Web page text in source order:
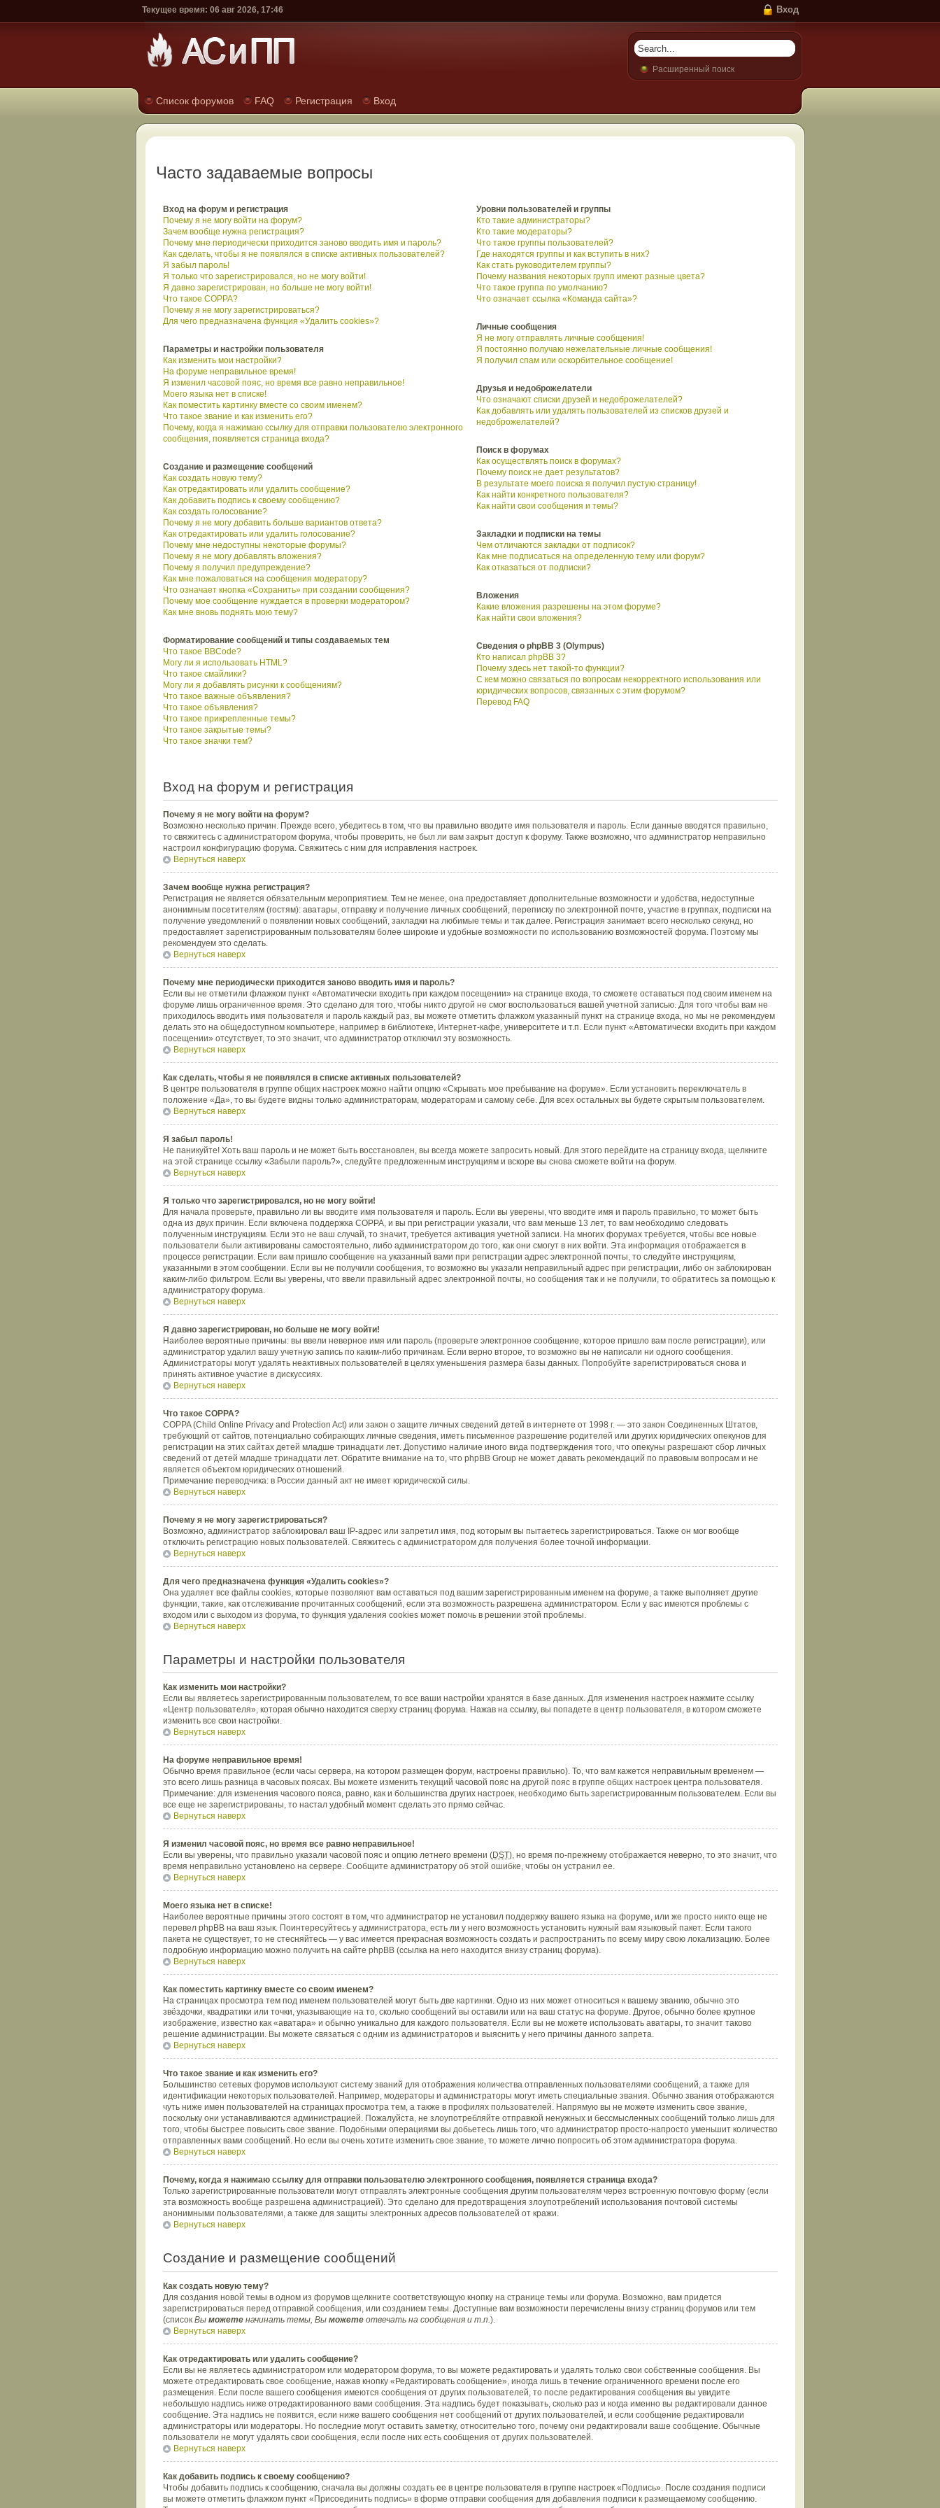
Текущее время: 06 авг 2026, 17:46 Вход
Расширенный поиск
Список форумов FAQ Регистрация Вход
Часто задаваемые вопросы
Вход на форум и регистрация
Почему я не могу войти на форум?
Зачем вообще нужна регистрация?
Почему мне периодически приходится заново вводить имя и пароль?
Как сделать, чтобы я не появлялся в списке активных пользователей?
Я забыл пароль!
Я только что зарегистрировался, но не могу войти!
Я давно зарегистрирован, но больше не могу войти!
Что такое COPPA?
Почему я не могу зарегистрироваться?
Для чего предназначена функция «Удалить cookies»?
Параметры и настройки пользователя
Как изменить мои настройки?
На форуме неправильное время!
Я изменил часовой пояс, но время все равно неправильное!
Моего языка нет в списке!
Как поместить картинку вместе со своим именем?
Что такое звание и как изменить его?
Почему, когда я нажимаю ссылку для отправки пользователю электронного
сообщения, появляется страница входа?
Создание и размещение сообщений
Как создать новую тему?
Как отредактировать или удалить сообщение?
Как добавить подпись к своему сообщению?
Как создать голосование?
Почему я не могу добавить больше вариантов ответа?
Как отредактировать или удалить голосование?
Почему мне недоступны некоторые форумы?
Почему я не могу добавлять вложения?
Почему я получил предупреждение?
Как мне пожаловаться на сообщения модератору?
Что означает кнопка «Сохранить» при создании сообщения?
Почему мое сообщение нуждается в проверки модератором?
Как мне вновь поднять мою тему?
Форматирование сообщений и типы создаваемых тем
Что такое BBCode?
Могу ли я использовать HTML?
Что такое смайлики?
Могу ли я добавлять рисунки к сообщениям?
Что такое важные объявления?
Что такое объявления?
Что такое прикрепленные темы?
Что такое закрытые темы?
Что такое значки тем?
Уровни пользователей и группы
Кто такие администраторы?
Кто такие модераторы?
Что такое группы пользователей?
Где находятся группы и как вступить в них?
Как стать руководителем группы?
Почему названия некоторых групп имеют разные цвета?
Что такое группа по умолчанию?
Что означает ссылка «Команда сайта»?
Личные сообщения
Я не могу отправлять личные сообщения!
Я постоянно получаю нежелательные личные сообщения!
Я получил спам или оскорбительное сообщение!
Друзья и недоброжелатели
Что означают списки друзей и недоброжелателей?
Как добавлять или удалять пользователей из списков друзей и
недоброжелателей?
Поиск в форумах
Как осуществлять поиск в форумах?
Почему поиск не дает результатов?
В результате моего поиска я получил пустую страницу!
Как найти конкретного пользователя?
Как найти свои сообщения и темы?
Закладки и подписки на темы
Чем отличаются закладки от подписок?
Как мне подписаться на определенную тему или форум?
Как отказаться от подписки?
Вложения
Какие вложения разрешены на этом форуме?
Как найти свои вложения?
Сведения о phpBB 3 (Olympus)
Кто написал phpBB 3?
Почему здесь нет такой-то функции?
С кем можно связаться по вопросам некорректного использования или
юридических вопросов, связанных с этим форумом?
Перевод FAQ
Вход на форум и регистрация
Почему я не могу войти на форум?
Возможно несколько причин. Прежде всего, убедитесь в том, что вы правильно вводите имя пользователя и пароль. Если данные вводятся правильно,
то свяжитесь с администратором форума, чтобы проверить, не был ли вам закрыт доступ к форуму. Также возможно, что администратор неправильно
настроил конфигурацию форума. Свяжитесь с ним для исправления настроек.
Вернуться наверх
Зачем вообще нужна регистрация?
Регистрация не является обязательным мероприятием. Тем не менее, она предоставляет дополнительные возможности и удобства, недоступные
анонимным посетителям (гостям): аватары, отправку и получение личных сообщений, переписку по электронной почте, участие в группах, подписки на
получение уведомлений о появлении новых сообщений, закладки на любимые темы и так далее. Регистрация занимает всего несколько секунд, но
предоставляет зарегистрированным пользователям более широкие и удобные возможности по использованию возможностей форума. Поэтому мы
рекомендуем это сделать.
Вернуться наверх
Почему мне периодически приходится заново вводить имя и пароль?
Если вы не отметили флажком пункт «Автоматически входить при каждом посещении» на странице входа, то сможете оставаться под своим именем на
форуме лишь ограниченное время. Это сделано для того, чтобы никто другой не смог воспользоваться вашей учетной записью. Для того чтобы вам не
приходилось вводить имя пользователя и пароль каждый раз, вы можете отметить флажком указанный пункт на странице входа, но мы не рекомендуем
делать это на общедоступном компьютере, например в библиотеке, Интернет-кафе, университете и т.п. Если пункт «Автоматически входить при каждом
посещении» отсутствует, то это значит, что администратор отключил эту возможность.
Вернуться наверх
Как сделать, чтобы я не появлялся в списке активных пользователей?
В центре пользователя в группе общих настроек можно найти опцию «Скрывать мое пребывание на форуме». Если установить переключатель в
положение «Да», то вы будете видны только администраторам, модераторам и самому себе. Для всех остальных вы будете скрытым пользователем.
Вернуться наверх
Я забыл пароль!
Не паникуйте! Хоть ваш пароль и не может быть восстановлен, вы всегда можете запросить новый. Для этого перейдите на страницу входа, щелкните
на этой странице ссылку «Забыли пароль?», следуйте предложенным инструкциям и вскоре вы снова сможете войти на форум.
Вернуться наверх
Я только что зарегистрировался, но не могу войти!
Для начала проверьте, правильно ли вы вводите имя пользователя и пароль. Если вы уверены, что вводите имя и пароль правильно, то может быть
одна из двух причин. Если включена поддержка COPPA, и вы при регистрации указали, что вам меньше 13 лет, то вам необходимо следовать
полученным инструкциям. Если это не ваш случай, то значит, требуется активация учетной записи. На многих форумах требуется, чтобы все новые
пользователи были активированы самостоятельно, либо администратором до того, как они смогут в них войти. Эта информация отображается в
процессе регистрации. Если вам пришло сообщение на указанный вами при регистрации адрес электронной почты, то следуйте инструкциям,
указанными в этом сообщении. Если вы не получили сообщения, то возможно вы указали неправильный адрес при регистрации, либо он заблокирован
каким-либо фильтром. Если вы уверены, что ввели правильный адрес электронной почты, но сообщения так и не получили, то обратитесь за помощью к
администратору форума.
Вернуться наверх
Я давно зарегистрирован, но больше не могу войти!
Наиболее вероятные причины: вы ввели неверное имя или пароль (проверьте электронное сообщение, которое пришло вам после регистрации), или
администратор удалил вашу учетную запись по каким-либо причинам. Если верно второе, то возможно вы не написали ни одного сообщения.
Администраторы могут удалять неактивных пользователей в целях уменьшения размера базы данных. Попробуйте зарегистрироваться снова и
принять активное участие в дискуссиях.
Вернуться наверх
Что такое COPPA?
COPPA (Child Online Privacy and Protection Act) или закон о защите личных сведений детей в интернете от 1998 г. — это закон Соединенных Штатов,
требующий от сайтов, потенциально собирающих личные сведения, иметь письменное разрешение родителей или других юридических опекунов для
регистрации на этих сайтах детей младше тринадцати лет. Допустимо наличие иного вида подтверждения того, что опекуны разрешают сбор личных
сведений от детей младше тринадцати лет. Обратите внимание на то, что phpBB Group не может давать рекомендаций по правовым вопросам и не
является объектом юридических отношений.
Примечание переводчика: в России данный акт не имеет юридической силы.
Вернуться наверх
Почему я не могу зарегистрироваться?
Возможно, администратор заблокировал ваш IP-адрес или запретил имя, под которым вы пытаетесь зарегистрироваться. Также он мог вообще
отключить регистрацию новых пользователей. Свяжитесь с администратором для получения более точной информации.
Вернуться наверх
Для чего предназначена функция «Удалить cookies»?
Она удаляет все файлы cookies, которые позволяют вам оставаться под вашим зарегистрированным именем на форуме, а также выполняет другие
функции, такие, как отслеживание прочитанных сообщений, если эта возможность разрешена администратором. Если у вас имеются проблемы с
входом или с выходом из форума, то функция удаления cookies может помочь в решении этой проблемы.
Вернуться наверх
Параметры и настройки пользователя
Как изменить мои настройки?
Если вы являетесь зарегистрированным пользователем, то все ваши настройки хранятся в базе данных. Для изменения настроек нажмите ссылку
«Центр пользователя», которая обычно находится сверху страниц форума. Нажав на ссылку, вы попадете в центр пользователя, в котором сможете
изменить все свои настройки.
Вернуться наверх
На форуме неправильное время!
Обычно время правильное (если часы сервера, на котором размещен форум, настроены правильно). То, что вам кажется неправильным временем —
это всего лишь разница в часовых поясах. Вы можете изменить текущий часовой пояс на другой пояс в группе общих настроек центра пользователя.
Примечание: для изменения часового пояса, равно, как и большинства других настроек, необходимо быть зарегистрированным пользователем. Если вы
все еще не зарегистрированы, то настал удобный момент сделать это прямо сейчас.
Вернуться наверх
Я изменил часовой пояс, но время все равно неправильное!
Если вы уверены, что правильно указали часовой пояс и опцию летнего времени (DST), но время по-прежнему отображается неверно, то это значит, что
время неправильно установлено на сервере. Сообщите администратору об этой ошибке, чтобы он устранил ее.
Вернуться наверх
Моего языка нет в списке!
Наиболее вероятные причины этого состоят в том, что администратор не установил поддержку вашего языка на форуме, или же просто никто еще не
перевел phpBB на ваш язык. Поинтересуйтесь у администратора, есть ли у него возможность установить нужный вам языковый пакет. Если такого
пакета не существует, то не стесняйтесь — у вас имеется прекрасная возможность создать и распространить по всему миру свою локализацию. Более
подробную информацию можно получить на сайте phpBB (ссылка на него находится внизу страниц форума).
Вернуться наверх
Как поместить картинку вместе со своим именем?
На страницах просмотра тем под именем пользователей могут быть две картинки. Одно из них может относиться к вашему званию, обычно это
звёздочки, квадратики или точки, указывающие на то, сколько сообщений вы оставили или на ваш статус на форуме. Другое, обычно более крупное
изображение, известно как «аватара» и обычно уникально для каждого пользователя. Если вы не можете использовать аватары, то значит таково
решение администрации. Вы можете связаться с одним из администраторов и выяснить у него причины данного запрета.
Вернуться наверх
Что такое звание и как изменить его?
Большинство сетевых форумов используют систему званий для отображения количества отправленных пользователями сообщений, а также для
идентификации некоторых пользователей. Например, модераторы и администраторы могут иметь специальные звания. Обычно звания отображаются
чуть ниже имен пользователей на страницах просмотра тем, а также в профилях пользователей. Напрямую вы не можете изменить свое звание,
поскольку они устанавливаются администрацией. Пожалуйста, не злоупотребляйте отправкой ненужных и бессмысленных сообщений только лишь для
того, чтобы быстрее повысить свое звание. Подобными операциями вы добьетесь лишь того, что администратор просто-напросто уменьшит количество
отправленных вами сообщений. Но если вы очень хотите изменить свое звание, то можете лично попросить об этом администратора форума.
Вернуться наверх
Почему, когда я нажимаю ссылку для отправки пользователю электронного сообщения, появляется страница входа?
Только зарегистрированные пользователи могут отправлять электронные сообщения другим пользователям через встроенную почтовую форму (если
эта возможность вообще разрешена администрацией). Это сделано для предотвращения злоупотреблений использования почтовой системы
анонимными пользователями, а также для защиты электронных адресов пользователей от кражи.
Вернуться наверх
Создание и размещение сообщений
Как создать новую тему?
Для создания новой темы в одном из форумов щелкните соответствующую кнопку на странице темы или форума. Возможно, вам придется
зарегистрироваться перед отправкой сообщения, или созданием темы. Доступные вам возможности перечислены внизу страниц форумов или тем
(список Вы можетеначинать темы, Вы можетеотвечать на сообщения и т.п. ).
Вернуться наверх
Как отредактировать или удалить сообщение?
Если вы не являетесь администратором или модератором форума, то вы можете редактировать и удалять только свои собственные сообщения. Вы
можете отредактировать свое сообщение, нажав кнопку «Редактировать сообщение», иногда лишь в течение ограниченного времени после его
размещения. Если после вашего сообщения имеются сообщения от других пользователей, то после редактирования сообщения вы увидите
небольшую надпись ниже отредактированного вами сообщения. Эта надпись будет показывать, сколько раз и когда именно вы редактировали данное
сообщение. Эта надпись не появится, если ниже вашего сообщения нет сообщений от других пользователей, и если сообщение редактировали
администраторы или модераторы. Но последние могут оставить заметку, относительно того, почему они редактировали ваше сообщение. Обычные
пользователи не могут удалять свои сообщения, если после них есть сообщения от других пользователей.
Вернуться наверх
Как добавить подпись к своему сообщению?
Чтобы добавить подпись к сообщению, сначала вы должны создать ее в центре пользователя в группе настроек «Подпись». После создания подписи
вы можете отметить флажком пункт «Присоединить подпись» в форме отправки сообщения для добавления подписи к размещаемому сообщению.